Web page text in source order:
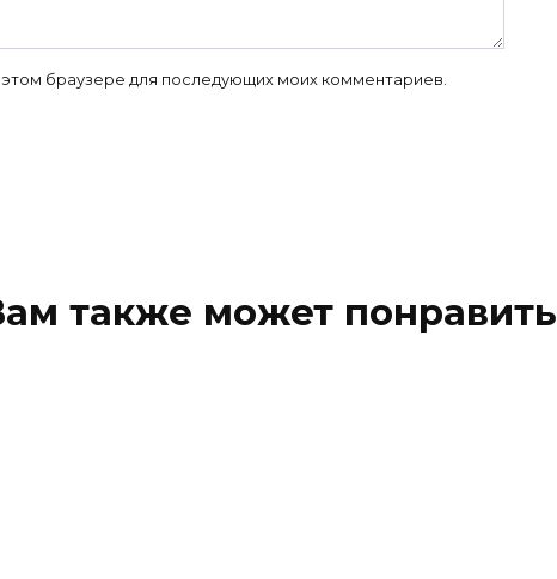
браузере для последующих моих комментариев.
также может